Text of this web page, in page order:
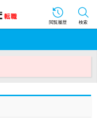
閲覧履歴 検索